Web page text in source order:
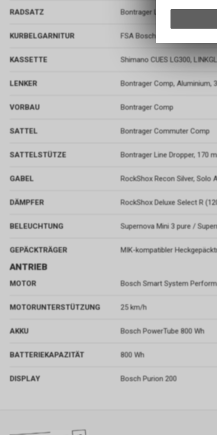
RADSATZ Bontrager Line TLR 30,
KURBELGARNITUR FSA Bosch CK-220, 36 Z., 165
KASSETTE Shimano CUES LG300,
LENKER Bontrager Comp, Aluminium,
VORBAU Bontrager Comp
SATTEL Bontrager Commuter Comp
SATTELSTÜTZE Bontrager Line Dropper, 170
GABEL RockShox Recon Silver, Solo
DÄMPFER RockShox Deluxe Select R
BELEUCHTUNG Supernova Mini 3 pure /
GEPÄCKTRÄGER MIK-kompatibler
ANTRIEB
MOTOR Bosch Smart System
MOTORUNTERSTÜTZUNG 25 km/h
AKKU Bosch PowerTube 800 Wh
BATTERIEKAPAZITÄT 800 Wh
DISPLAY Bosch Purion 200